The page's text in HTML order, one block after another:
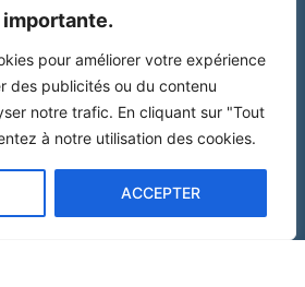
pour améliorer votre expérience
des publicités ou du contenu
notre trafic. En cliquant sur "Tout
à notre utilisation des cookies.
ACCEPTER
SAINT MARTIN DE TOURS